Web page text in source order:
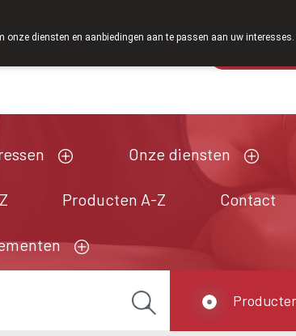
Onze diensten
Producten A-Z Contact
diensten en aanbiedingen aan te passen aan uw